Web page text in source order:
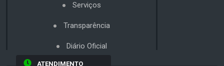
Serviços
Transparência
Diário Oficial
ATENDIMENTO